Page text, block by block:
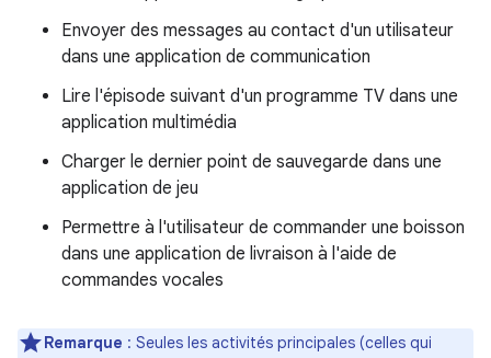
Envoyer des messages au contact d'un utilisateur
dans une application de communication
Lire l'épisode suivant d'un programme TV dans une
application multimédia
Charger le dernier point de sauvegarde dans une
application de jeu
Permettre à l'utilisateur de commander une boisson
dans une application de livraison à l'aide de
commandes vocales
Remarque : Seules les activités principales (celles qui